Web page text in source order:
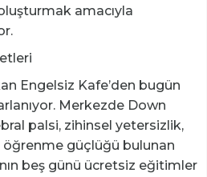
amacıyla
Engelsiz Kafe’den bugün
Merkezde Down
palsi, zihinsel yetersizlik,
güçlüğü bulunan
beş günü ücretsiz eğitimler